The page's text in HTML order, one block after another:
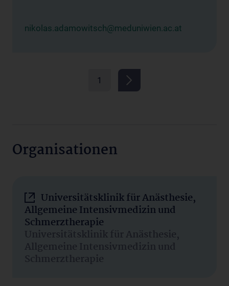
nikolas.adamowitsch@meduniwien.ac.at
1
Organisationen
Universitätsklinik für Anästhesie,
Allgemeine Intensivmedizin und
Schmerztherapie
Universitätsklinik für Anästhesie,
Allgemeine Intensivmedizin und
Schmerztherapie